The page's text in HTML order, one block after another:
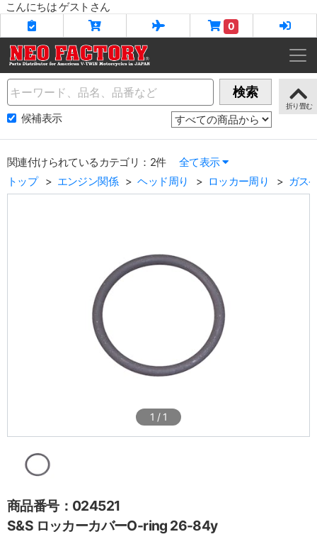
こんにちは ゲストさん
0
Name 検索
候補表示
関連付けられているカテゴリ：2件
全て表示
トップ
エンジン関係 ヘッド周り ロッカー周り ガス
1 / 1
商品番号：024521
S&S ロッカーカバーO-ring 26-84y